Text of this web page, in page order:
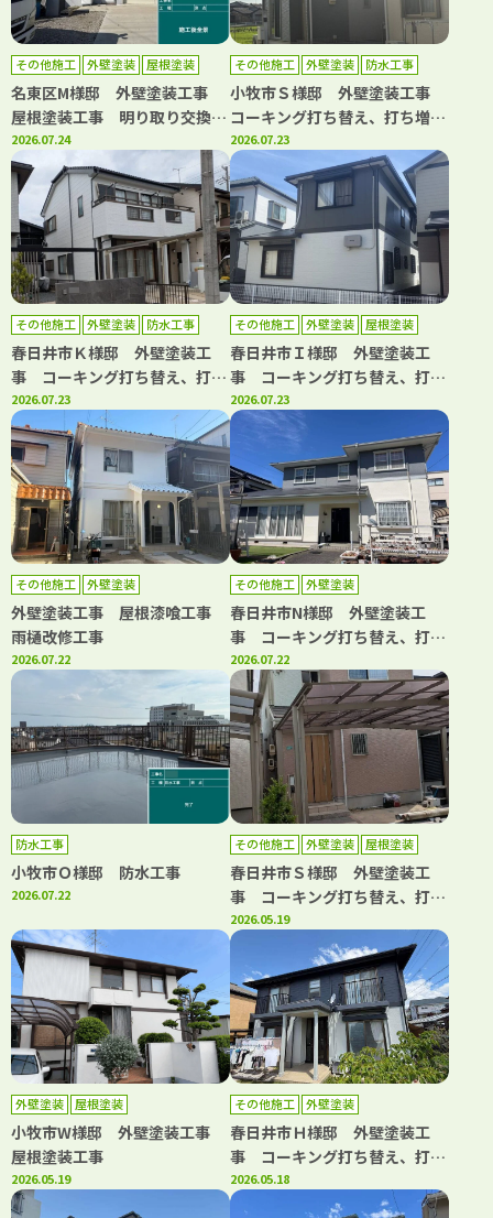
その他施工 外壁塗装 屋根塗装
名東区M様邸 外壁塗装工事
屋根塗装工事 明り取り交換工
事 ボルトキャップ設置工事
2026.07.24
その他施工 外壁塗装 防水工事
小牧市Ｓ様邸 外壁塗装工事
コーキング打ち替え、打ち増し
工事 ベランダ防水工事
2026.07.23
その他施工 外壁塗装 防水工事
春日井市Ｋ様邸 外壁塗装工
事 コーキング打ち替え、打ち
増し工事 ベランダ防水工事
屋根漆喰工事
2026.07.23
その他施工 外壁塗装
屋根塗装
防水工事
春日井市Ｉ様邸 外壁塗装工
事 コーキング打ち替え、打ち
増し工事 屋根塗装工事 防水
工事
2026.07.23
その他施工 外壁塗装
外壁塗装工事 屋根漆喰工事
雨樋改修工事
2026.07.22
その他施工 外壁塗装
春日井市N様邸 外壁塗装工
事 コーキング打ち替え、打ち
増し工事 屋根カバー工事 雨
樋改修工事
2026.07.22
防水工事
小牧市Ｏ様邸 防水工事
2026.07.22
その他施工 外壁塗装 屋根塗装
春日井市Ｓ様邸 外壁塗装工
事 コーキング打ち替え、打ち
増し工事 屋根塗装工事 ベラ
ンダトップコート工事
2026.05.19
外壁塗装 屋根塗装
小牧市W様邸 外壁塗装工事
屋根塗装工事
2026.05.19
その他施工 外壁塗装
春日井市Ｈ様邸 外壁塗装工
事 コーキング打ち替え、打ち
増し工事 屋根重ね葺き工事
雨樋交換工事
2026.05.18